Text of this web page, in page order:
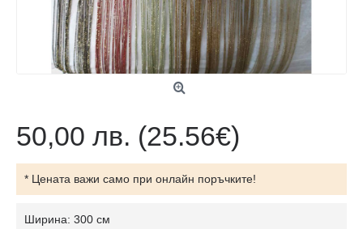
50,00 лв. (25.56€)
* Цената важи само при онлайн поръчките!
Ширина: 300 см